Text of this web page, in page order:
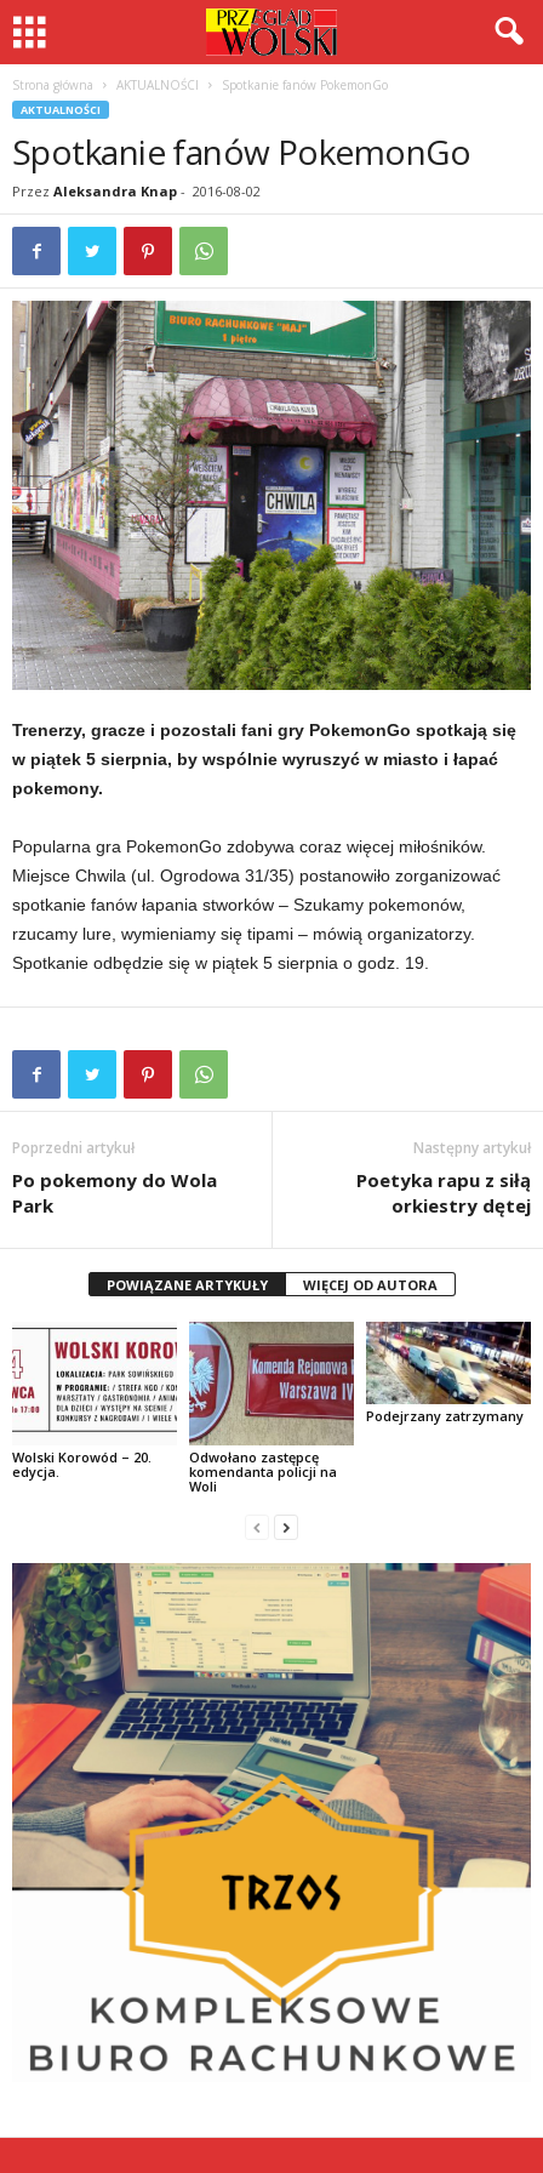
Strona główna AKTUALNOŚCI Spotkanie fanów PokemonGo
AKTUALNOŚCI
Spotkanie fanów PokemonGo
Przez Aleksandra Knap - 2016-08-02
Trenerzy, gracze i pozostali fani gry PokemonGo spotkają się
w piątek 5 sierpnia, by wspólnie wyruszyć w miasto i łapać
pokemony.
Popularna gra PokemonGo zdobywa coraz więcej miłośników.
Miejsce Chwila (ul. Ogrodowa 31/35) postanowiło zorganizować
spotkanie fanów łapania stworków – Szukamy pokemonów,
rzucamy lure, wymieniamy się tipami – mówią organizatorzy.
Spotkanie odbędzie się w piątek 5 sierpnia o godz. 19.
Poprzedni artykuł
Po pokemony do Wola
Park
Następny artykuł
Poetyka rapu z siłą
orkiestry dętej
POWIĄZANE ARTYKUŁY WIĘCEJ OD AUTORA
Wolski Korowód – 20.
edycja.
Odwołano zastępcę
komendanta policji na
Woli
Podejrzany zatrzymany